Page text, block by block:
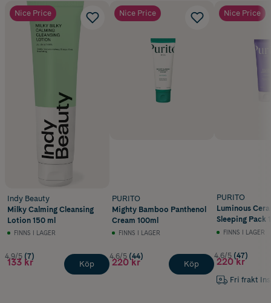
Nice Price
Indy Beauty
Milky Calming Cleansing
Lotion 150 ml
FINNS I LAGER
4.9/5 (7)
133 kr Köp
Nice Price
PURITO
Mighty Bamboo Panthenol
Cream 100ml
FINNS I LAGER
4.6/5 (44)
220 kr Köp
Nice Price
PURITO
Luminous
Sleeping Pack
FINNS I LAGER
4.6/5 (47)
220 kr
Fri frakt